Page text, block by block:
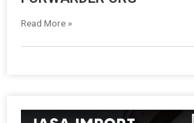
Read More »